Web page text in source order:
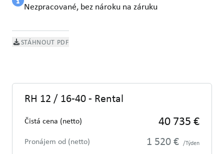
Nezpracované, bez nároku na záruku
STÁHNOUT PDF
RH 12 / 16-40 - Rental
Čistá cena (netto) 40 735 €
Pronájem od (netto) 1 520 € /Týden